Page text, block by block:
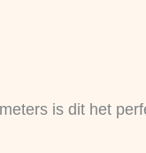
is dit het